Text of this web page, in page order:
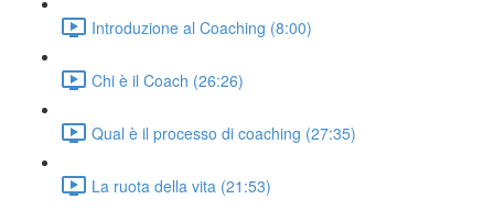
Introduzione al Coaching (8:00)
Chi è il Coach (26:26)
Qual è il processo di coaching (27:35)
La ruota della vita (21:53)